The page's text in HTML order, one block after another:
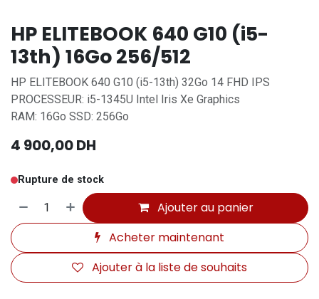
HP ELITEBOOK 640 G10 (i5-
13th) 16Go 256/512
HP ELITEBOOK 640 G10 (i5-13th) 32Go 14 FHD IPS
PROCESSEUR: i5-1345U Intel Iris Xe Graphics
RAM: 16Go SSD: 256Go
4 900,00DH
Rupture de stock
Ajouter au panier
Acheter maintenant
Ajouter à la liste de souhaits